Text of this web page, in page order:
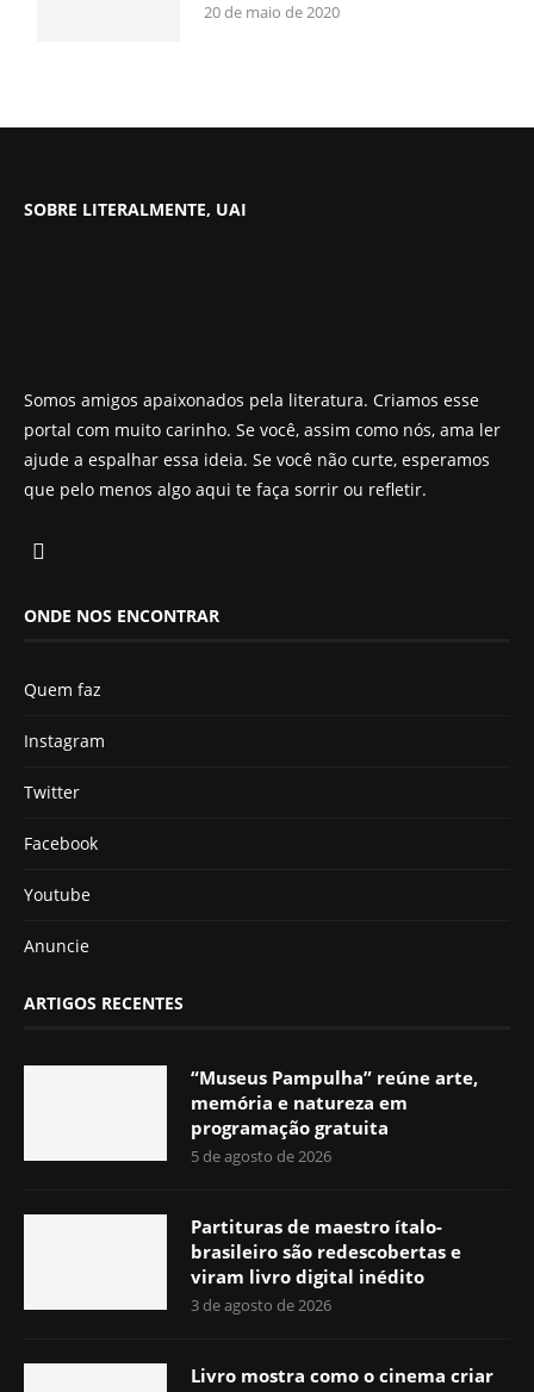
20 de maio de 2020
SOBRE LITERALMENTE, UAI
Somos amigos apaixonados pela literatura. Criamos esse
portal com muito carinho. Se você, assim como nós, ama ler
ajude a espalhar essa ideia. Se você não curte, esperamos
que pelo menos algo aqui te faça sorrir ou refletir.
ONDE NOS ENCONTRAR
Quem faz
Instagram
Twitter
Facebook
Youtube
Anuncie
ARTIGOS RECENTES
“Museus Pampulha” reúne arte,
memória e natureza em
programação gratuita
5 de agosto de 2026
Partituras de maestro ítalo-
brasileiro são redescobertas e
viram livro digital inédito
3 de agosto de 2026
Livro mostra como o cinema criar